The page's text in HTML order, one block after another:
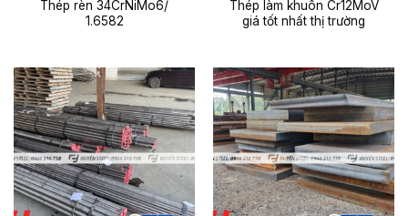
Thép rèn 34CrNiMo6/
1.6582
Thép làm khuôn Cr12MoV
giá tốt nhất thị trường